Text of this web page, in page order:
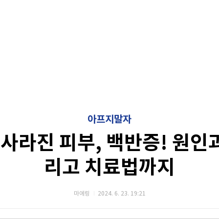
아프지말자
라진 피부, 백반증! 원인
리고 치료법까지
마에링 2024. 6. 23. 19:21